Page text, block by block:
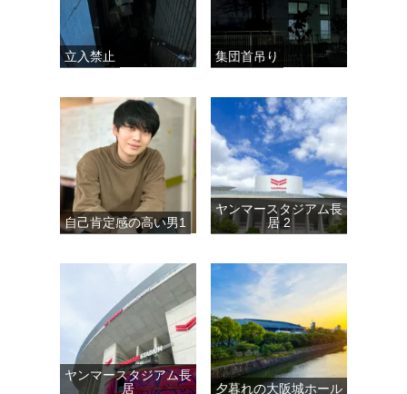
立入禁止 集団首吊り
自己肯定感の高い男1
ヤンマースタジアム長
居 2
ヤンマースタジアム長
居
夕暮れの大阪城ホール